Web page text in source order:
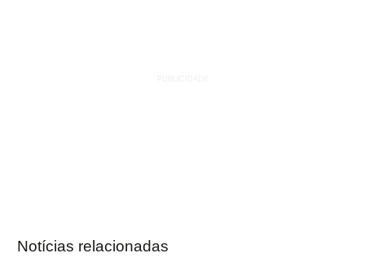
Notícias relacionadas